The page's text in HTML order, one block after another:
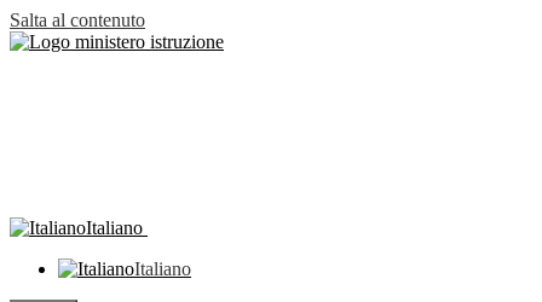
Salta al contenuto
Italiano
Italiano